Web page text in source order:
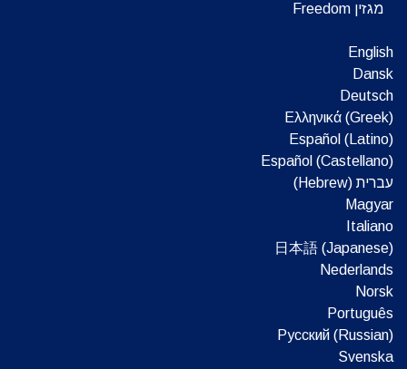
מגזין Freedom
English
Dansk
Deutsch
Ελληνικά (Greek)
Español (Latino)
Español (Castellano)
עברית (Hebrew)‏
Magyar
Italiano
日本語 (Japanese)
Nederlands
Norsk
Português
Русский (Russian)
Svenska